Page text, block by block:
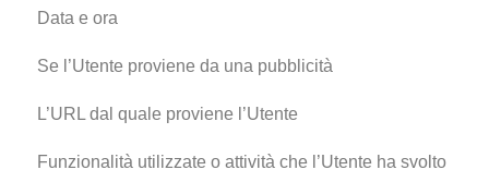
Data e ora
Se l’Utente proviene da una pubblicità
L’URL dal quale proviene l’Utente
Funzionalità utilizzate o attività che l’Utente ha svolto